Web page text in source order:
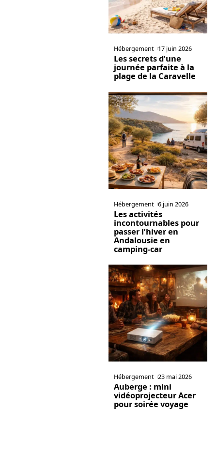
Hébergement 17 juin 2026
Les secrets d’une
journée parfaite à la
plage de la Caravelle
Hébergement 6 juin 2026
Les activités
incontournables pour
passer l’hiver en
Andalousie en
camping-car
Hébergement 23 mai 2026
Auberge : mini
vidéoprojecteur Acer
pour soirée voyage